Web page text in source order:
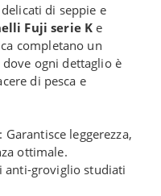
di seppie e
Fuji serie Ke
completano un
ogni dettaglio è
di pesca e
leggerezza,
ottimale.
anti-groviglio studiati